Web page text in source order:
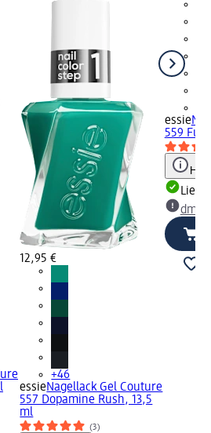
12,95 €
+46
essieNagellack Gel Couture
557 Dopamine Rush, 13,5
ml
(3)
essie
559
dm